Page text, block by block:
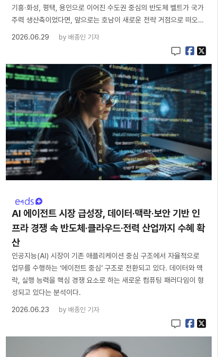
기흥·화성, 평택, 용인으로 이어진 수도권 중심의 반도체 벨트가 국가
주력 생산축이었다면, 앞으로는 호남이 새로운 전략 거점으로 떠오…
2026.06.29
by 배종인 기자
AI 에이전트 시장 급성장, 데이터·맥락·보안 기반 인
프라 경쟁 속 반도체·클라우드·전력 산업까지 수혜 확
산
인공지능(AI) 시장이 기존 애플리케이션 중심 구조에서 자율적으로
업무를 수행하는 ‘에이전트 중심’ 구조로 전환되고 있다. 데이터와 맥
락, 실행 능력을 핵심 경쟁 요소로 하는 새로운 컴퓨팅 패러다임이 형
성되고 있다는 분석이다.
2026.06.23
by 배종인 기자